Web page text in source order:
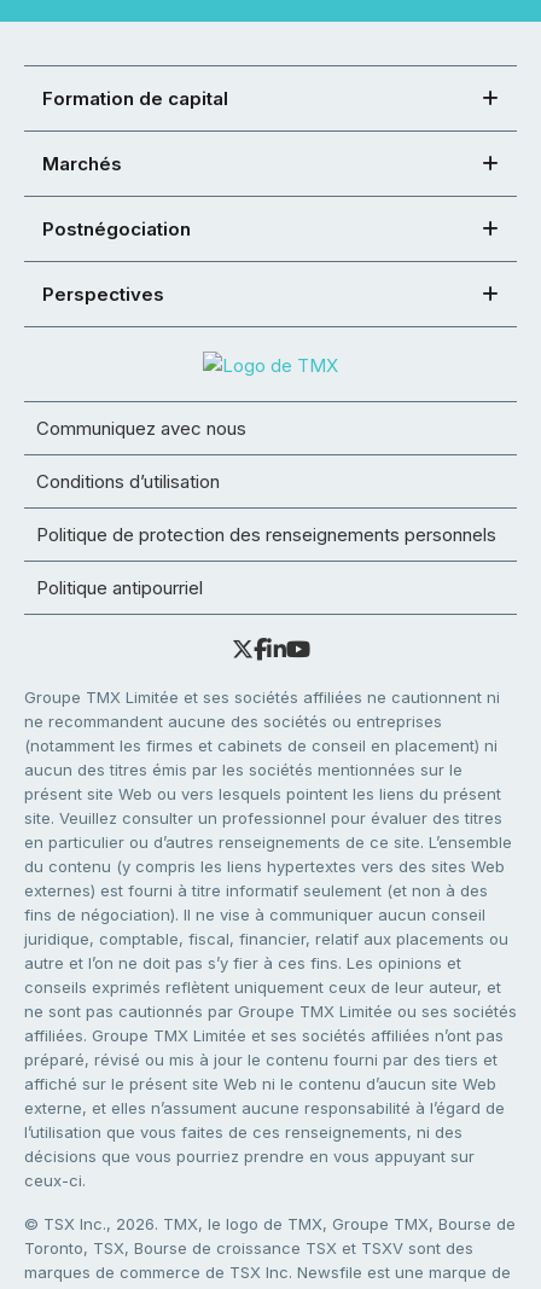
Formation de capital
Marchés
Postnégociation
Perspectives
Communiquez avec nous
Conditions d’utilisation
Politique de protection des renseignements personnels
Politique antipourriel
Groupe TMX Limitée et ses sociétés affiliées ne cautionnent ni
ne recommandent aucune des sociétés ou entreprises
(notamment les firmes et cabinets de conseil en placement) ni
aucun des titres émis par les sociétés mentionnées sur le
présent site Web ou vers lesquels pointent les liens du présent
site. Veuillez consulter un professionnel pour évaluer des titres
en particulier ou d’autres renseignements de ce site. L’ensemble
du contenu (y compris les liens hypertextes vers des sites Web
externes) est fourni à titre informatif seulement (et non à des
fins de négociation). Il ne vise à communiquer aucun conseil
juridique, comptable, fiscal, financier, relatif aux placements ou
autre et l’on ne doit pas s’y fier à ces fins. Les opinions et
conseils exprimés reflètent uniquement ceux de leur auteur, et
ne sont pas cautionnés par Groupe TMX Limitée ou ses sociétés
affiliées. Groupe TMX Limitée et ses sociétés affiliées n’ont pas
préparé, révisé ou mis à jour le contenu fourni par des tiers et
affiché sur le présent site Web ni le contenu d’aucun site Web
externe, et elles n’assument aucune responsabilité à l’égard de
l’utilisation que vous faites de ces renseignements, ni des
décisions que vous pourriez prendre en vous appuyant sur
ceux-ci.
© TSX Inc., 2026. TMX, le logo de TMX, Groupe TMX, Bourse de
Toronto, TSX, Bourse de croissance TSX et TSXV sont des
marques de commerce de TSX Inc. Newsfile est une marque de